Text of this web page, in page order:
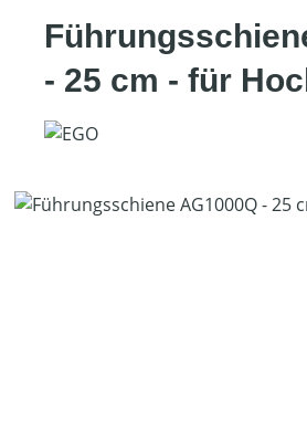
- 25 cm - für
Bildergalerie überspringen